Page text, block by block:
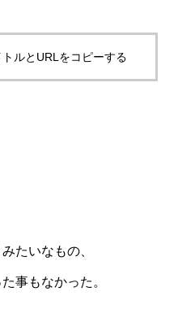
ルとURLをコピーする
たいなもの、
事もなかった。